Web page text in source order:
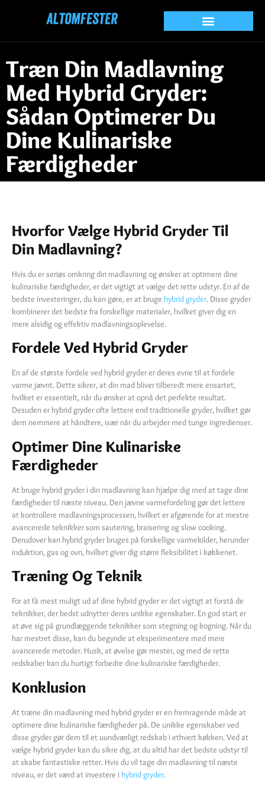
Træn Din Madlavning
Med Hybrid Gryder:
Sådan Optimerer Du
Dine Kulinariske
Færdigheder
Hvorfor Vælge Hybrid Gryder Til
Din Madlavning?
Hvis du er seriøs omkring din madlavning og ønsker at optimere dine
kulinariske færdigheder, er det vigtigt at vælge det rette udstyr. En af de
bedste investeringer, du kan gøre, er at bruge hybrid gryder. Disse gryder
kombinerer det bedste fra forskellige materialer, hvilket giver dig en
mere alsidig og effektiv madlavningsoplevelse.
Fordele Ved Hybrid Gryder
En af de største fordele ved hybrid gryder er deres evne til at fordele
varme jævnt. Dette sikrer, at din mad bliver tilberedt mere ensartet,
hvilket er essentielt, når du ønsker at opnå det perfekte resultat.
Desuden er hybrid gryder ofte lettere end traditionelle gryder, hvilket gør
dem nemmere at håndtere, især når du arbejder med tunge ingredienser.
Optimer Dine Kulinariske
Færdigheder
At bruge hybrid gryder i din madlavning kan hjælpe dig med at tage dine
færdigheder til næste niveau. Den jævne varmefordeling gør det lettere
at kontrollere madlavningsprocessen, hvilket er afgørende for at mestre
avancerede teknikker som sautering, braisering og slow cooking.
Derudover kan hybrid gryder bruges på forskellige varmekilder, herunder
induktion, gas og ovn, hvilket giver dig større fleksibilitet i køkkenet.
Træning Og Teknik
For at få mest muligt ud af dine hybrid gryder er det vigtigt at forstå de
teknikker, der bedst udnytter deres unikke egenskaber. En god start er
at øve sig på grundlæggende teknikker som stegning og kogning. Når du
har mestret disse, kan du begynde at eksperimentere med mere
avancerede metoder. Husk, at øvelse gør mester, og med de rette
redskaber kan du hurtigt forbedre dine kulinariske færdigheder.
Konklusion
At træne din madlavning med hybrid gryder er en fremragende måde at
optimere dine kulinariske færdigheder på. De unikke egenskaber ved
disse gryder gør dem til et uundværligt redskab i ethvert køkken. Ved at
vælge hybrid gryder kan du sikre dig, at du altid har det bedste udstyr til
at skabe fantastiske retter. Hvis du vil tage din madlavning til næste
niveau, er det værd at investere i hybrid gryder.